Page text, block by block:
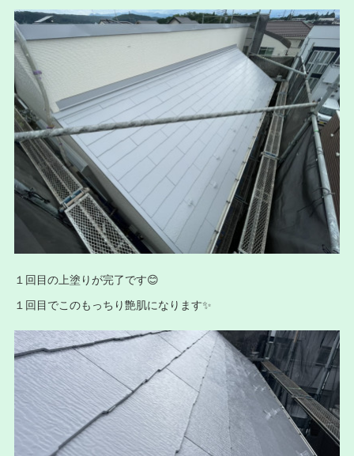
１回目の上塗りが完了です😊
１回目でこのもっちり艶肌になります✨